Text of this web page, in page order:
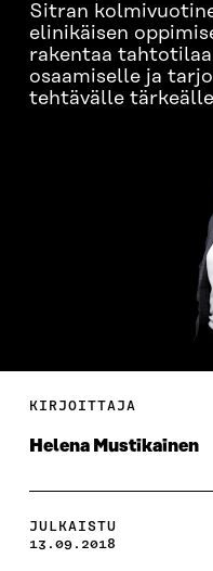
Sitran
elinikäisen
rakentaa
osaamiselle ja
tehtävälle
KIRJOITTAJA
Helena Mustikainen
JULKAISTU
13.09.2018